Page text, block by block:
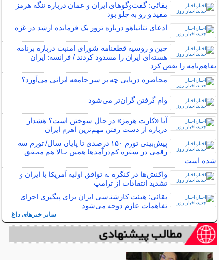
بقائی: گفت‌وگوهای ایران و عمان درباره تنگه هرمز
مفید و رو به جلو بود
ادعای نتانیاهو درباره ترور یک فرمانده ارشد در غزه
چین و روسیه قطعنامه شورای امنیت درباره برنامه‌
هسته‌ای ایران را مسدود کردند / فرانسه: ایران
تفاهم‌نامه را نقض کرد
محاصره دریایی چه بر سر جامعه ایرانی می‌آورد؟
وام گرفتن گران‌تر می‌شود
آیا «کارت هرمز» در حال سوختن است؟ هشدار
درباره از دست رفتن مهم‌ترین اهرم ایران
پیش‌بینی تورم ۱۵۰ درصدی تا پایان سال/ تورم سه
رقمی در سفره کم‌درآمد‌ها همین حالا هم محقق
شده است
واکنش‌ها در کنگره به توافق اولیه آمریکا با ایران و
تشدید انتقادات از ترامپ
بقائی: هیئت کارشناسی ایران برای پیگیری اجرای
تفاهمات عازم دوحه می‌شود
سایر خبرهای داغ